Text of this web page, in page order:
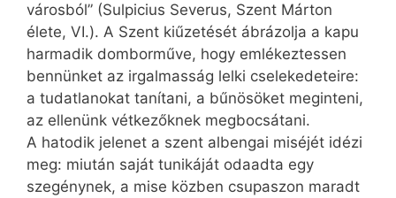
városból” (Sulpicius Severus, Szent Márton
élete, VI.). A Szent kiűzetését ábrázolja a kapu
harmadik domborműve, hogy emlékeztessen
bennünket az irgalmasság lelki cselekedeteire:
a tudatlanokat tanítani, a bűnösöket meginteni,
az ellenünk vétkezőknek megbocsátani.
A hatodik jelenet a szent albengai miséjét idézi
meg: miután saját tunikáját odaadta egy
szegénynek, a mise közben csupaszon maradt